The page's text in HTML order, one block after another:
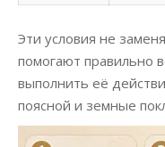
Эти условия не
помогают правильно
выполнить её
поясной и земные